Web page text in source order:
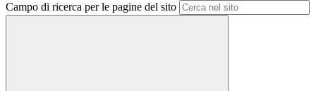
Campo di ricerca per le pagine del sito